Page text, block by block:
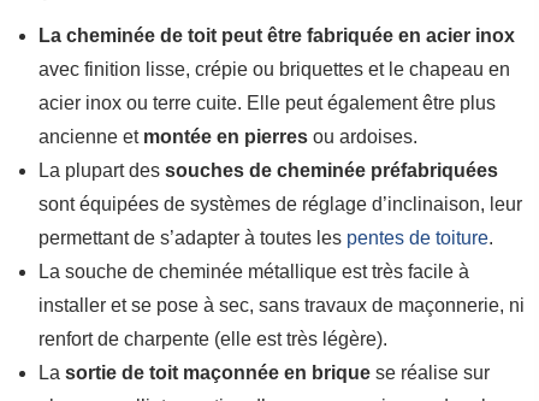
La cheminée de toit peut être fabriquée en acier inox
avec finition lisse, crépie ou briquettes et le chapeau en
acier inox ou terre cuite. Elle peut également être plus
ancienne etmontée en pierres ou ardoises.
La plupart des souches de cheminée préfabriquées
sont équipées de systèmes de réglage d’inclinaison, leur
permettant de s’adapter à toutes les pentes de toiture.
La souche de cheminée métallique est très facile à
installer et se pose à sec, sans travaux de maçonnerie, ni
renfort de charpente (elle est très légère).
La sortie de toit maçonnée en brique se réalise sur